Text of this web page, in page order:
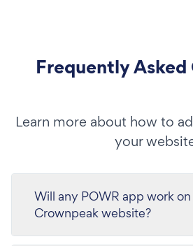
Frequently
Learn more about how to
your
Will any POWR app work
Crownpeak website?